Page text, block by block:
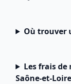
Où trouver
Les frais
Saône-et-